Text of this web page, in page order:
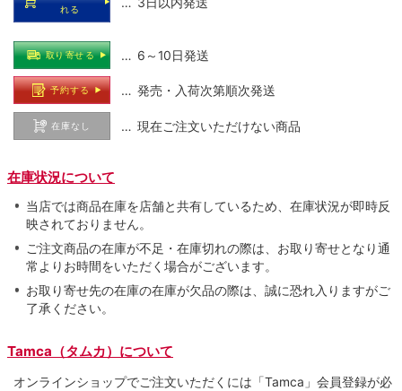
れる
取り寄せる … 6～10日発送
予約する … 発売・入荷次第順次発送
在庫なし … 現在ご注文いただけない商品
在庫状況について
当店では商品在庫を店舗と共有しているため、在庫状況が即時反
映されておりません。
ご注文商品の在庫が不足・在庫切れの際は、お取り寄せとなり通
常よりお時間をいただく場合がございます。
お取り寄せ先の在庫の在庫が欠品の際は、誠に恐れ入りますがご
了承ください。
Tamca（タムカ）について
オンラインショップでご注⽂いただくには「Tamca」会員登録が必